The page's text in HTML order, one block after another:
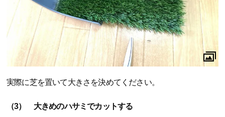
実際に芝を置いて大きさを決めてください。
（3） 大きめのハサミでカットする